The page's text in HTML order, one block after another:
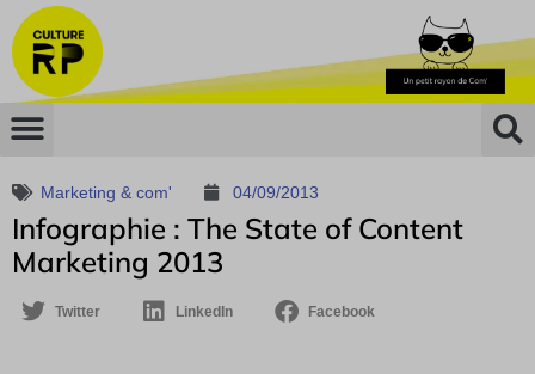
Marketing & com' 04/09/2013
Infographie : The State of Content
Marketing 2013
Twitter LinkedIn Facebook